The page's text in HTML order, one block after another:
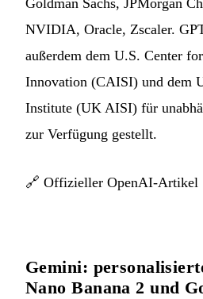
Goldman Sachs, JPMorgan
NVIDIA, Oracle, Zscaler.
außerdem dem U.S. Center
Innovation (CAISI) und dem
Institute (UK AISI) für
zur Verfügung gestellt.
🔗 Offizieller OpenAI-Artikel
Gemini:
Nano Banana 2 und